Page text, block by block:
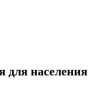
населения